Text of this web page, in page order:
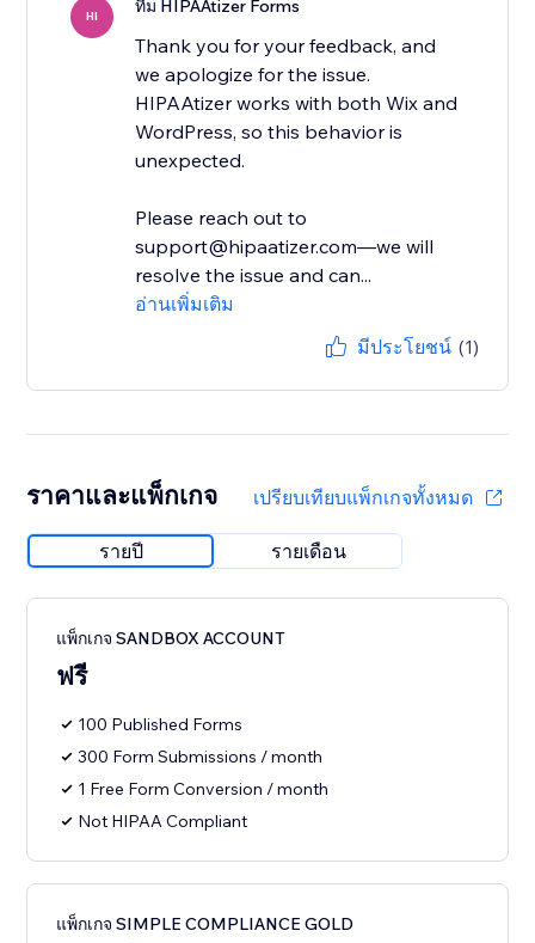
HI ทีม HIPAAtizer Forms
Thank you for your feedback, and
we apologize for the issue.
HIPAAtizer works with both Wix and
WordPress, so this behavior is
unexpected.
Please reach out to
support@hipaatizer.com—we will
resolve the issue and can...
อ่านเพิ่มเติม
มีประโยชน์ (1)
ราคาและแพ็กเกจ เปรียบเทียบแพ็กเกจทั้งหมด
รายปี รายเดือน
แพ็กเกจ SANDBOX ACCOUNT
ฟรี
100 Published Forms
300 Form Submissions / month
1 Free Form Conversion / month
Not HIPAA Compliant
แพ็กเกจ SIMPLE COMPLIANCE GOLD